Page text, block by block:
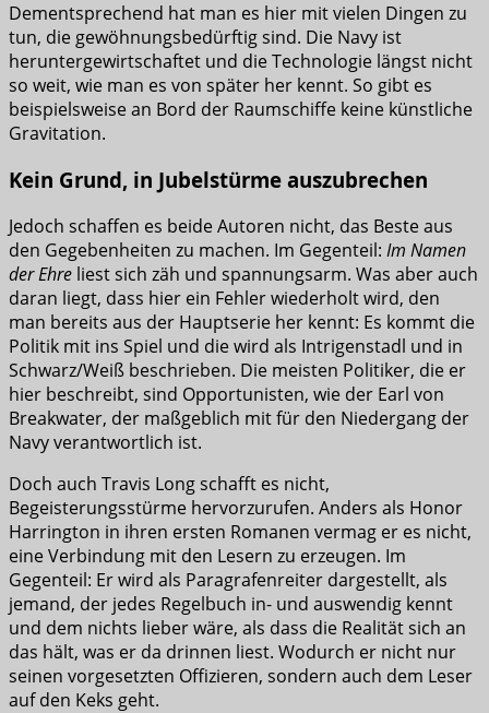
Dementsprechend hat man es hier mit vielen Dingen zu
tun, die gewöhnungsbedürftig sind. Die Navy ist
heruntergewirtschaftet und die Technologie längst nicht
so weit, wie man es von später her kennt. So gibt es
beispielsweise an Bord der Raumschiffe keine künstliche
Gravitation.
Kein Grund, in Jubelstürme auszubrechen
Jedoch schaffen es beide Autoren nicht, das Beste aus
den Gegebenheiten zu machen. Im Gegenteil: Im Namen
der Ehre liest sich zäh und spannungsarm. Was aber auch
daran liegt, dass hier ein Fehler wiederholt wird, den
man bereits aus der Hauptserie her kennt: Es kommt die
Politik mit ins Spiel und die wird als Intrigenstadl und in
Schwarz/Weiß beschrieben. Die meisten Politiker, die er
hier beschreibt, sind Opportunisten, wie der Earl von
Breakwater, der maßgeblich mit für den Niedergang der
Navy verantwortlich ist.
Doch auch Travis Long schafft es nicht,
Begeisterungsstürme hervorzurufen. Anders als Honor
Harrington in ihren ersten Romanen vermag er es nicht,
eine Verbindung mit den Lesern zu erzeugen. Im
Gegenteil: Er wird als Paragrafenreiter dargestellt, als
jemand, der jedes Regelbuch in- und auswendig kennt
und dem nichts lieber wäre, als dass die Realität sich an
das hält, was er da drinnen liest. Wodurch er nicht nur
seinen vorgesetzten Offizieren, sondern auch dem Leser
auf den Keks geht.